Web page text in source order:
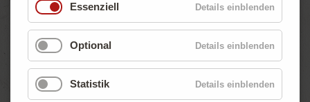
Essenziell Details einblenden
Optional Details einblenden
Statistik Details einblenden